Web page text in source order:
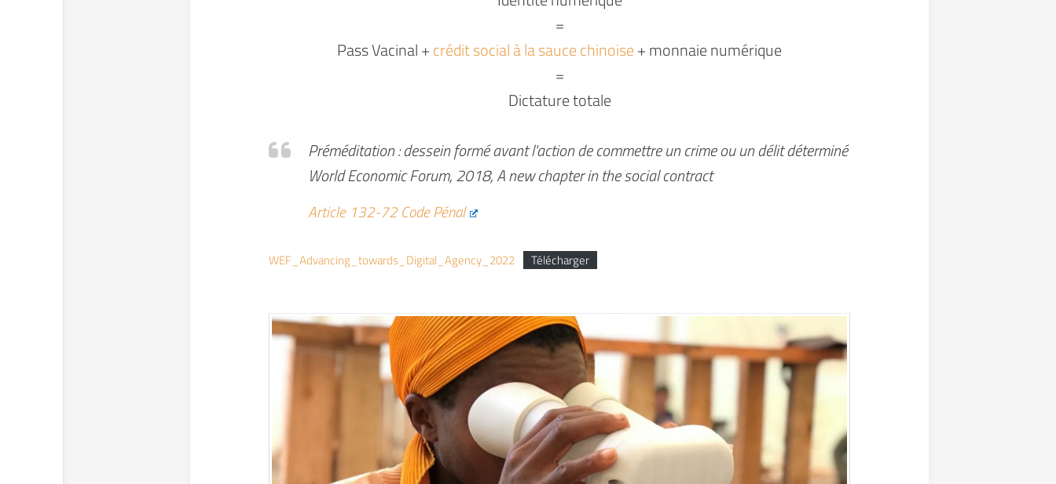
=
Pass Vacinal +crédit social à la sauce chinoise+ monnaie numérique
=
Dictature totale
Préméditation : dessein formé avant l'action de commettre un crime ou un délit déterminé
World Economic Forum, 2018, A new chapter in the social contract
Article 132-72 Code Pénal
WEF_Advancing_towards_Digital_Agency_2022 Télécharger